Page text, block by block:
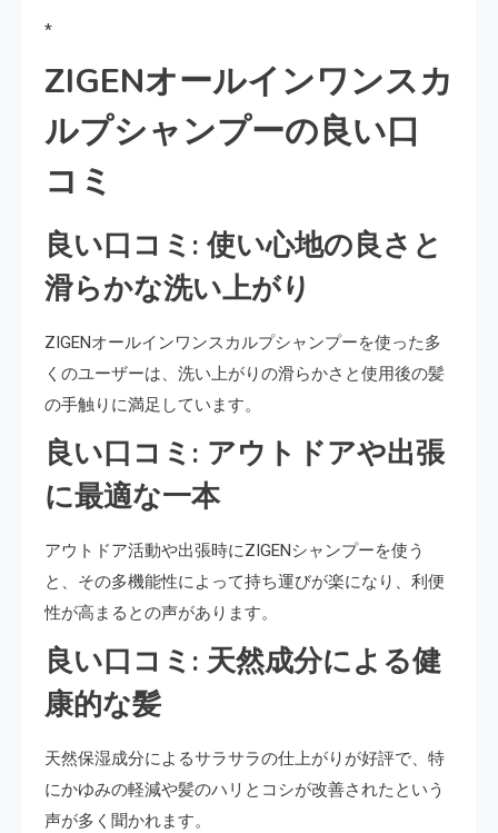
*
ZIGENオールインワンスカ
ルプシャンプーの良い口
コミ
良い口コミ: 使い心地の良さと
滑らかな洗い上がり
ZIGENオールインワンスカルプシャンプーを使った多
くのユーザーは、洗い上がりの滑らかさと使用後の髪
の手触りに満足しています。
良い口コミ: アウトドアや出張
に最適な一本
アウトドア活動や出張時にZIGENシャンプーを使う
と、その多機能性によって持ち運びが楽になり、利便
性が高まるとの声があります。
良い口コミ: 天然成分による健
康的な髪
天然保湿成分によるサラサラの仕上がりが好評で、特
にかゆみの軽減や髪のハリとコシが改善されたという
声が多く聞かれます。